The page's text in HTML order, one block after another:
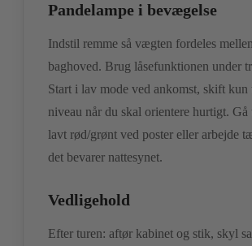
Pandelampe i bevægelse
Indstil remme så vægten fordeles
baghoved. Brug låsefunktionen under
Start i lav mode ved ankomst, skift kun
niveau når du skal orientere hurtigt. Gå
lavt rød/grønt ved poster eller arbejde
det bevarer nattesynet.
Vedligehold
Efter turen: aftør kabinet og stik, skyl